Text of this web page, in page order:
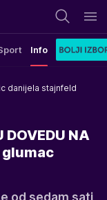
Info
danijela stajnfeld
DOVEDU NA
glumac
od sedam sati